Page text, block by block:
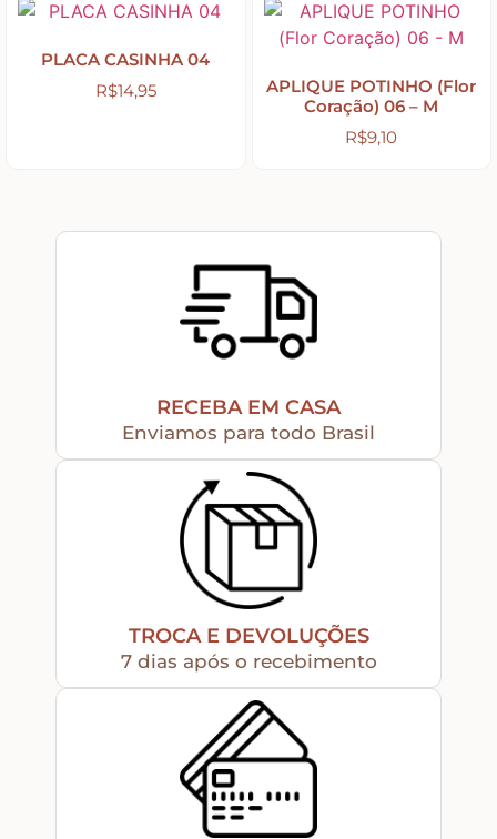
Farm – Fazenda – Churrasco – Vinho
Home – Lar – Bem-vindo
Jardim – Garden – Pássaros – Borboletas –
Bicicletas
Placas de MDF
Plaquinhas – Fundos – Molduras e Shaker Box
PLACA CASINHA 04
R$14,95
APLIQUE POTINHO (Flor
Coração) 06 – M
R$9,10
RECEBA EM CASA
Enviamos para todo Brasil
TROCA E DEVOLUÇÕES
7 dias após o recebimento